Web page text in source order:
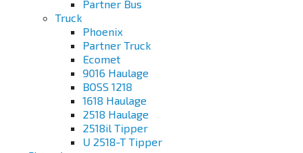
Partner Bus
Truck
Phoenix
Partner Truck
Ecomet
9016 Haulage
BOSS 1218
1618 Haulage
2518 Haulage
2518il Tipper
U 2518-T Tipper